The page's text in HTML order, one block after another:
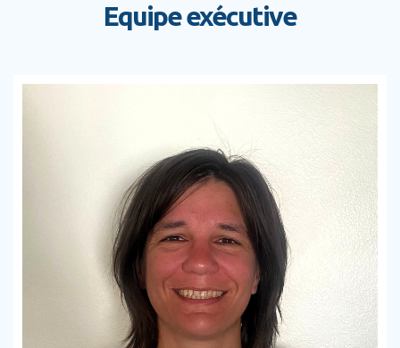
Equipe exécutive